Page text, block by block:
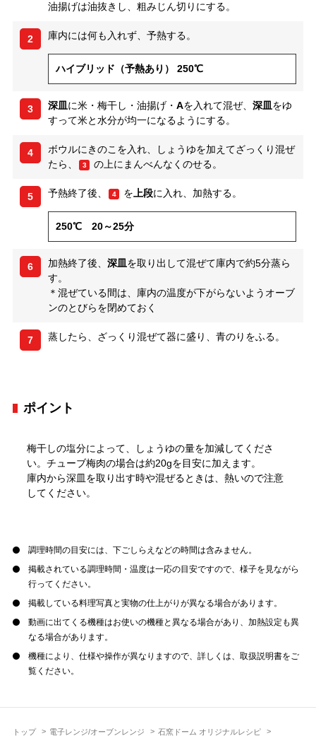
トップ 電子レンジ/オーブンレンジ 石窯ドーム オリジナルレシピ
油揚げは油抜きし、粗みじん切りにする。
2 庫内には何も入れず、予熱する。
ハイブリッド（予熱あり） 250℃
3 深皿に米・梅干し・油揚げ・ Aを入れて混ぜ、 深皿をゆ
すって米と水分が均一になるようにする。
4
ボウルにきのこを入れ、しょうゆを加えてざっくり混ぜ
たら、
3 の上にまんべんなくのせる。
5 予熱終了後、 4 を上段に入れ、加熱する。
250℃ 20～25分
6 加熱終了後、 深皿を取り出して混ぜて庫内で約5分蒸ら
す。
＊混ぜている間は、庫内の温度が下がらないようオーブ
ンのとびらを閉めておく
7 蒸したら、ざっくり混ぜて器に盛り、青のりをふる。
ポイント
梅干しの塩分によって、しょうゆの量を加減してくださ
い。チューブ梅肉の場合は約20gを目安に加えます。
庫内から深皿を取り出す時や混ぜるときは、熱いので注意
してください。
調理時間の目安には、下ごしらえなどの時間は含みません。
掲載されている調理時間・温度は一応の目安ですので、様子を見ながら
行ってください。
掲載している料理写真と実物の仕上がりが異なる場合があります。
動画に出てくる機種はお使いの機種と異なる場合があり、加熱設定も異
なる場合があります。
機種により、仕様や操作が異なりますので、詳しくは、取扱説明書をご
覧ください。